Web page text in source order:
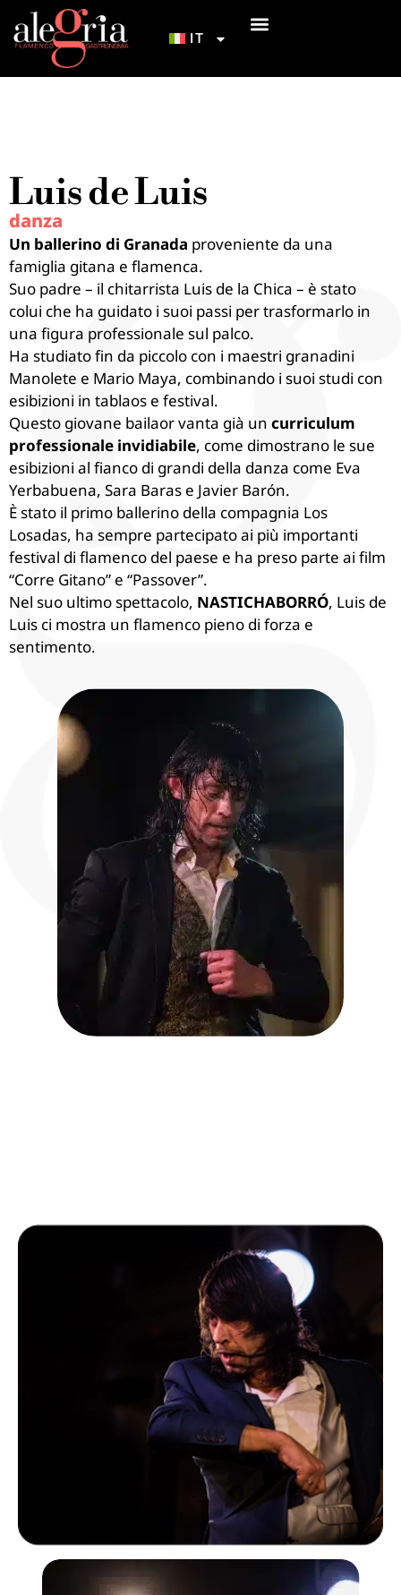
IT
Luis de Luis
danza
Un ballerino di Granada proveniente da una
famiglia gitana e flamenca.
Suo padre – il chitarrista Luis de la Chica – è stato
colui che ha guidato i suoi passi per trasformarlo in
una figura professionale sul palco.
Ha studiato fin da piccolo con i maestri granadini
Manolete e Mario Maya, combinando i suoi studi con
esibizioni in tablaos e festival.
Questo giovane bailaor vanta già un curriculum
professionale invidiabile, come dimostrano le sue
esibizioni al fianco di grandi della danza come Eva
Yerbabuena, Sara Baras e Javier Barón.
È stato il primo ballerino della compagnia Los
Losadas, ha sempre partecipato ai più importanti
festival di flamenco del paese e ha preso parte ai film
“Corre Gitano” e “Passover”.
Nel suo ultimo spettacolo, NASTICHABORRÓ, Luis de
Luis ci mostra un flamenco pieno di forza e
sentimento.